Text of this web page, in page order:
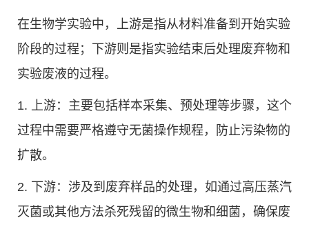
在生物学实验中，上游是指从材料准备到开始实验
阶段的过程；下游则是指实验结束后处理废弃物和
实验废液的过程。
1. 上游：主要包括样本采集、预处理等步骤，这个
过程中需要严格遵守无菌操作规程，防止污染物的
扩散。
2. 下游：涉及到废弃样品的处理，如通过高压蒸汽
灭菌或其他方法杀死残留的微生物和细菌，确保废